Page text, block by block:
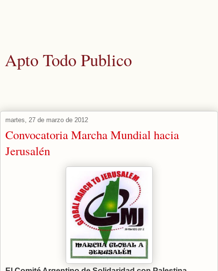
Apto Todo Publico
martes, 27 de marzo de 2012
Convocatoria Marcha Mundial hacia
Jerusalén